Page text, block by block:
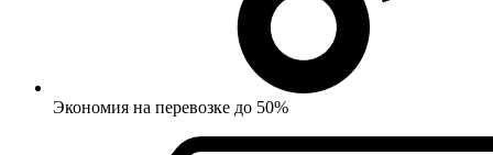
Экономия на перевозке до 50%